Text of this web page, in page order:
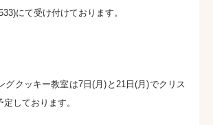
)にて受け付けております。
グクッキー教室は7日(月)と21日(月)でクリス
しております。